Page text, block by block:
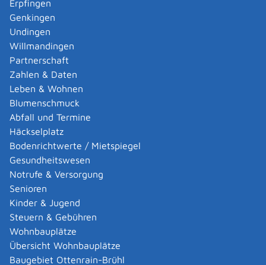
Erpfingen
Genkingen
Undingen
Willmandingen
Partnerschaft
Zahlen & Daten
Leben & Wohnen
Blumenschmuck
Abfall und Termine
Häckselplatz
Bodenrichtwerte / Mietspiegel
Gesundheitswesen
Notrufe & Versorgung
Senioren
Kinder & Jugend
Steuern & Gebühren
Wohnbauplätze
Übersicht Wohnbauplätze
Baugebiet Ottenrain-Brühl
Trochtelfingen erteilt.
Sanierung einer Wohnung Schmiedstraße 9 OT
Genkingen
Leistung:
Sanitär- und Heizungsinstallation
Zuschlag wurde an die Fa. Herrmann Haustechnik aus
Sonnenbühl erteilt.
Erweiterung Feuerwehrgerätehaus OT Undingen
Leistung:
Ausführung der Funkzentrale
Zuschlag wurde an die Fa. KFT Selctric GmbH aus
Gärtringen erteilt.
Leistung:
Elektroinstallation
Zuschlag wurde an die Fa. Flad Elektrotechnik aus
Sonnenbühl erteilt.